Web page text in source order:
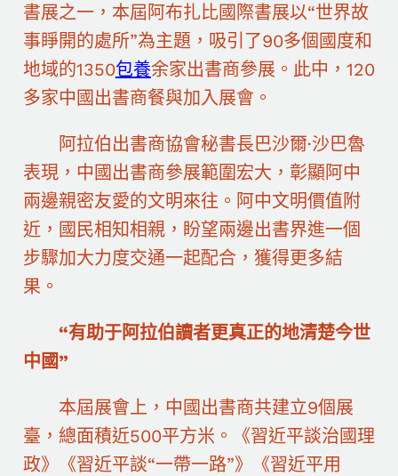
書展之一，本屆阿布扎比國際書展以“世界故
事睜開的處所”為主題，吸引了90多個國度和
地域的1350包養余家出書商參展。此中，120
多家中國出書商餐與加入展會。
阿拉伯出書商協會秘書長巴沙爾·沙巴魯
表現，中國出書商參展範圍宏大，彰顯阿中
兩邊親密友愛的文明來往。阿中文明價值附
近，國民相知相親，盼望兩邊出書界進一個
步驟加大力度交通一起配合，獲得更多結
果。
“有助于阿拉伯讀者更真正的地清楚今世
中國”
本屆展會上，中國出書商共建立9個展
臺，總面積近500平方米。《習近平談治國理
政》《習近平談“一帶一路”》《習近平用